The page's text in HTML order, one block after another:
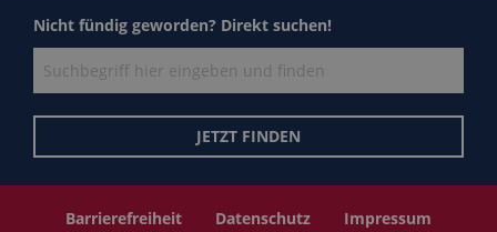
Nicht fündig geworden? Direkt suchen!
Barrierefreiheit Datenschutz Impressum